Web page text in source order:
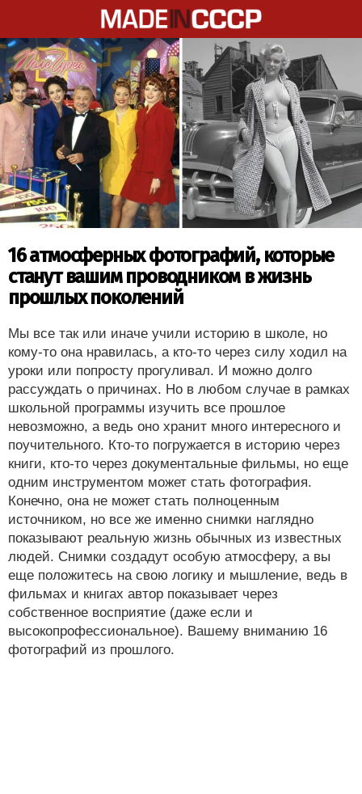
16 атмосферных фотографий, которые
станут вашим проводником в жизнь
прошлых поколений
Мы все так или иначе учили историю в школе, но
кому-то она нравилась, а кто-то через силу ходил на
уроки или попросту прогуливал. И можно долго
рассуждать о причинах. Но в любом случае в рамках
школьной программы изучить все прошлое
невозможно, а ведь оно хранит много интересного и
поучительного. Кто-то погружается в историю через
книги, кто-то через документальные фильмы, но еще
одним инструментом может стать фотография.
Конечно, она не может стать полноценным
источником, но все же именно снимки наглядно
показывают реальную жизнь обычных из известных
людей. Снимки создадут особую атмосферу, а вы
еще положитесь на свою логику и мышление, ведь в
фильмах и книгах автор показывает через
собственное восприятие (даже если и
высокопрофессиональное). Вашему вниманию 16
фотографий из прошлого.